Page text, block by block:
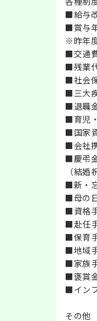
■給与
■賞与
※昨年
■交通
■残業
■社会
■三大
■退職
■育児
■国家
■会社
■慶弔
（結
■新・
■母の
■資格
■赴任
■保育
■地域
■家族
■褒賞
■イン
その他